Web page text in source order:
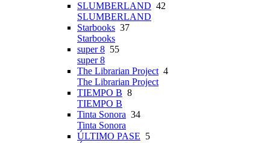
SLUMBERLAND 42
SLUMBERLAND
Starbooks 37
Starbooks
super 8 55
super 8
The Librarian Project 4
The Librarian Project
TIEMPO B 8
TIEMPO B
Tinta Sonora 34
Tinta Sonora
ÚLTIMO PASE 5